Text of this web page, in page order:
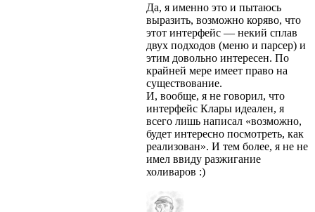
Да, я именно это и пытаюсь
выразить, возможно коряво, что
этот интерфейс — некий сплав
двух подходов (меню и парсер) и
этим довольно интересен. По
крайней мере имеет право на
существование.
И, вообще, я не говорил, что
интерфейс Клары идеален, я
всего лишь написал «возможно,
будет интересно посмотреть, как
реализован». И тем более, я не не
имел ввиду разжигание
холиваров :)